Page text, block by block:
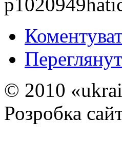
© 2010
Розробка